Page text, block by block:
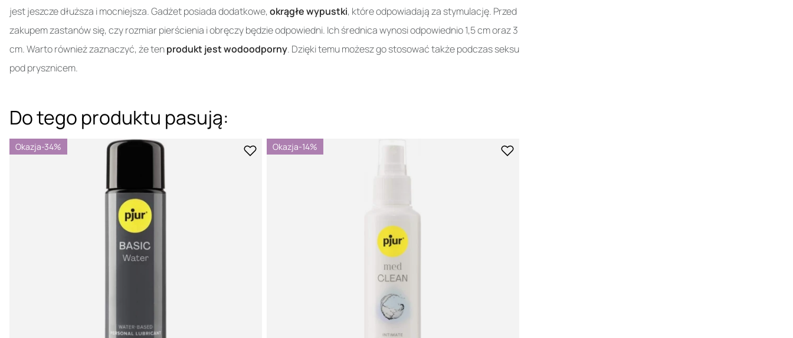
jest jeszcze dłuższa i mocniejsza. Gadżet posiada dodatkowe, okrągłe wypustki, które odpowiadają za stymulację. Przed
zakupem zastanów się, czy rozmiar pierścienia i obręczy będzie odpowiedni. Ich średnica wynosi odpowiednio 1,5 cm oraz 3
cm. Warto również zaznaczyć, że tenprodukt jest wodoodporny. Dzięki temu możesz go stosować także podczas seksu
pod prysznicem.
Do tego produktu pasują:
Okazja-34% Okazja-14%